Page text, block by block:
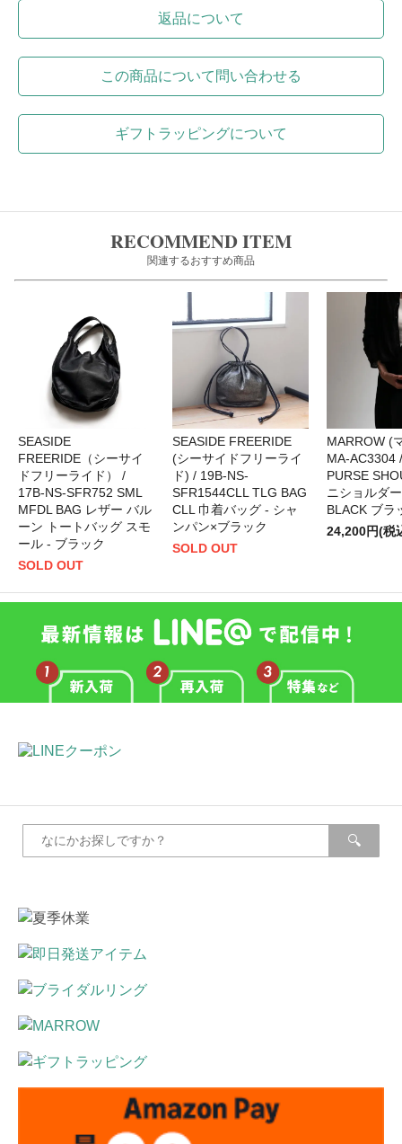
返品について
この商品について問い合わせる
ギフトラッピングについて
RECOMMEND ITEM
関連するおすすめ商品
SEASIDE
FREERIDE（シーサイ
ドフリーライド） /
17B-NS-SFR752 SML
MFDL BAG レザー バル
ーン トートバッグ スモ
ール - ブラック
SOLD OUT
SEASIDE FREERIDE
(シーサイドフリーライ
ド) / 19B-NS-
SFR1544CLL TLG BAG
CLL 巾着バッグ - シャ
ンパン×ブラック
SOLD OUT
MARROW (
MA-AC3304
PURSE
ニショルダ
BLACK ブラ
24,200円(税